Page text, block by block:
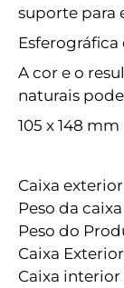
suporte para
A cor e o
naturais
105 x 148 mm
Caixa
Peso da
Peso do
Caixa
Caixa interior